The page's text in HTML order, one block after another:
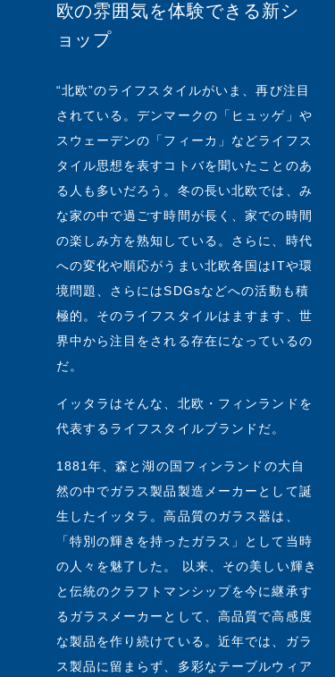
欧の雰囲気を体験できる新シ
ョップ
“北欧”のライフスタイルがいま、再び注目
されている。デンマークの「ヒュッゲ」や
スウェーデンの「フィーカ」などライフス
タイル思想を表すコトバを聞いたことのあ
る人も多いだろう。冬の長い北欧では、み
な家の中で過ごす時間が長く、家での時間
の楽しみ方を熟知している。さらに、時代
への変化や順応がうまい北欧各国はITや環
境問題、さらにはSDGsなどへの活動も積
極的。そのライフスタイルはますます、世
界中から注目をされる存在になっているの
だ。
イッタラはそんな、北欧・フィンランドを
代表するライフスタイルブランドだ。
1881年、森と湖の国フィンランドの大自
然の中でガラス製品製造メーカーとして誕
生したイッタラ。高品質のガラス器は、
「特別の輝きを持ったガラス」として当時
の人々を魅了した。 以来、その美しい輝き
と伝統のクラフトマンシップを今に継承す
るガラスメーカーとして、高品質で高感度
な製品を作り続けている。近年では、ガラ
ス製品に留まらず、多彩なテーブルウィア